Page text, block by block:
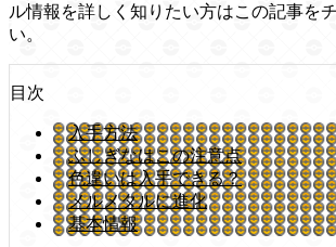
ル情報を詳しく知りたい方はこの記事を
い。
目次
入手方法
ふしぎなはこの注意点
色違いは入手できる？
メルメタルに進化
基本情報